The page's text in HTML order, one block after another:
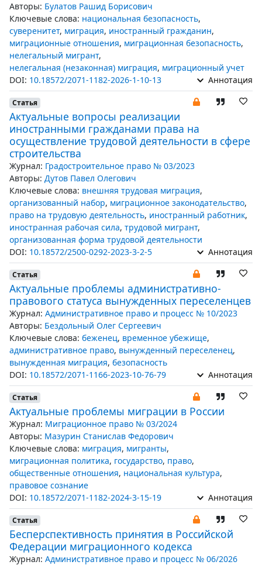
Авторы: Булатов Рашид Борисович
Ключевые слова: национальная безопасность,
суверенитет, миграция, иностранный гражданин,
миграционные отношения, миграционная безопасность,
нелегальный мигрант,
нелегальная (незаконная) миграция, миграционный учет
DOI: 10.18572/2071-1182-2026-1-10-13 Аннотация
Статья
Актуальные вопросы реализации
иностранными гражданами права на
осуществление трудовой деятельности в сфере
строительства
Журнал: Градостроительное право № 03/2023
Авторы: Дутов Павел Олегович
Ключевые слова: внешняя трудовая миграция,
организованный набор, миграционное законодательство,
право на трудовую деятельность, иностранный работник,
иностранная рабочая сила, трудовой мигрант,
организованная форма трудовой деятельности
DOI: 10.18572/2500-0292-2023-3-2-5 Аннотация
Статья
Актуальные проблемы административно-
правового статуса вынужденных переселенцев
Журнал: Административное право и процесс № 10/2023
Авторы: Бездольный Олег Сергеевич
Ключевые слова: беженец, временное убежище,
административное право, вынужденный переселенец,
вынужденная миграция, безопасность
DOI: 10.18572/2071-1166-2023-10-76-79 Аннотация
Статья
Актуальные проблемы миграции в России
Журнал: Миграционное право № 03/2024
Авторы: Мазурин Станислав Федорович
Ключевые слова: миграция, мигранты,
миграционная политика, государство, право,
общественные отношения, национальная культура,
правовое сознание
DOI: 10.18572/2071-1182-2024-3-15-19 Аннотация
Статья
Бесперспективность принятия в Российской
Федерации миграционного кодекса
Журнал: Административное право и процесс № 06/2026